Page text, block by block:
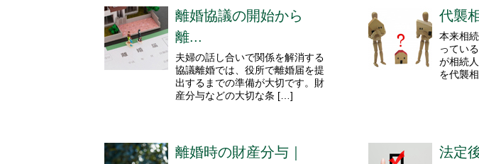
離婚協議の開始から
離...
夫婦の話し合いで関係を解消する
協議離婚では、役所で離婚届を提
出するまでの準備が大切です。財
産分与などの大切な条 […]
代襲
本来相
ってい
が相続
を代襲
離婚時の財産分与｜
法定